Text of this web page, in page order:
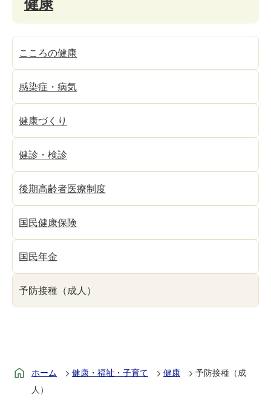
健康
こころの健康
感染症・病気
健康づくり
健診・検診
後期高齢者医療制度
国民健康保険
国民年金
予防接種（成人）
ホーム 健康・福祉・子育て 健康
予防接種（成
人）